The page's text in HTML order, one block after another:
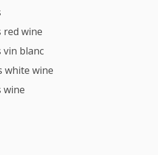
red wine
vin blanc
white wine
wine